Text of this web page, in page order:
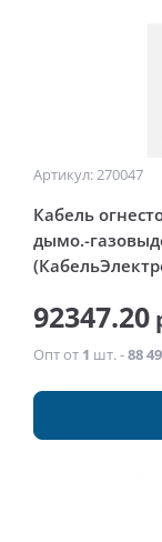
Артикул: 270047
Кабель
дымо.-
92347.20
Опт от 1 шт. -88